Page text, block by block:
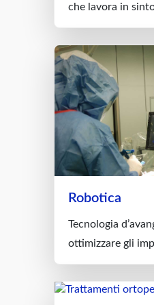
che lavora in
Robotica
Tecnologia
ottimizzare gli